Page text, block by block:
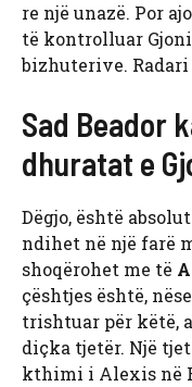
re një unazë. Por
të kontrolluar
bizhuterive.
Sad Beador
dhuratat e
Dëgjo, është
ndihet në një farë
shoqërohet me të
çështjes është,
trishtuar për këtë,
diçka tjetër. Një
kthimi i Alexis në